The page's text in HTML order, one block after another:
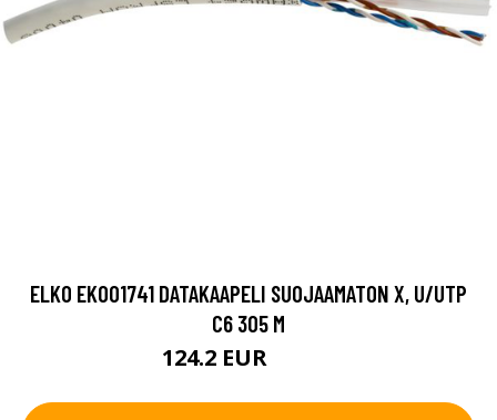
ELKO EKO01741 DATAKAAPELI SUOJAAMATON X, U/UTP
C6 305 M
124.2 EUR